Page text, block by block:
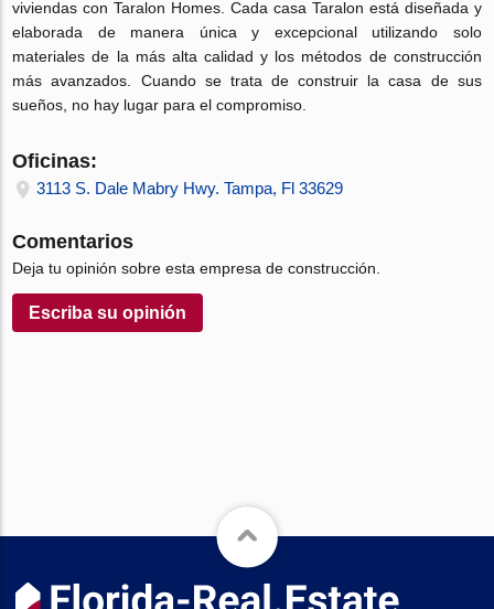
viviendas con Taralon Homes. Cada casa Taralon está diseñada y
elaborada de manera única y excepcional utilizando solo
materiales de la más alta calidad y los métodos de construcción
más avanzados. Cuando se trata de construir la casa de sus
sueños, no hay lugar para el compromiso.
Oficinas:
3113 S. Dale Mabry Hwy. Tampa, Fl 33629
Comentarios
Deja tu opinión sobre esta empresa de construcción.
Escriba su opinión